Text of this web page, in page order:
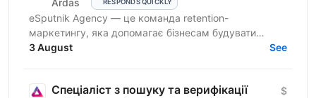
RESPONDS QUICKLY
eSputnik Agency — це команда retention-
маркетингу, яка допомагає бізнесам будувати
ефективні комунікації з клієнтами за допомогою
3 August See
Спеціаліст з пошуку та верифікації
$